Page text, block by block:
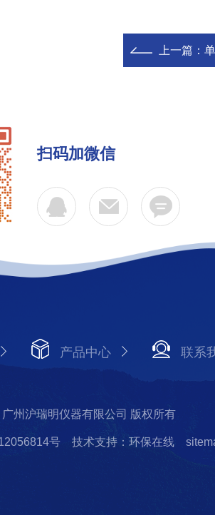
上一篇：
扫码加微信
产品中心 联系
州沪瑞明仪器有限公司 版权所有
号 技术支持：环保在线